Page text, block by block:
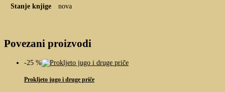
Stanje knjige
nova
Povezani proizvodi
-25 %
Prokljeto jugo i druge priče